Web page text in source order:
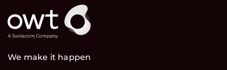
We make it happen